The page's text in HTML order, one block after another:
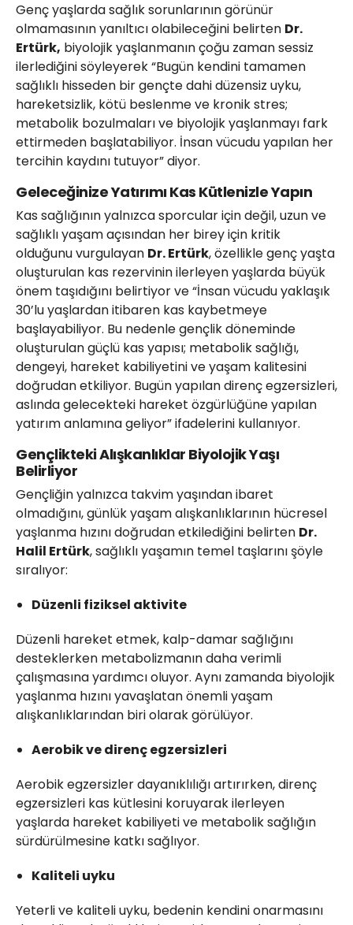
Genç yaşlarda sağlık sorunlarının görünür
olmamasının yanıltıcı olabileceğini belirten Dr.
Ertürk, biyolojik yaşlanmanın çoğu zaman sessiz
ilerlediğini söyleyerek “Bugün kendini tamamen
sağlıklı hisseden bir gençte dahi düzensiz uyku,
hareketsizlik, kötü beslenme ve kronik stres;
metabolik bozulmaları ve biyolojik yaşlanmayı fark
ettirmeden başlatabiliyor. İnsan vücudu yapılan her
tercihin kaydını tutuyor” diyor.
Geleceğinize Yatırımı Kas Kütlenizle Yapın
Kas sağlığının yalnızca sporcular için değil, uzun ve
sağlıklı yaşam açısından her birey için kritik
olduğunu vurgulayan Dr. Ertürk, özellikle genç yaşta
oluşturulan kas rezervinin ilerleyen yaşlarda büyük
önem taşıdığını belirtiyor ve “İnsan vücudu yaklaşık
30’lu yaşlardan itibaren kas kaybetmeye
başlayabiliyor. Bu nedenle gençlik döneminde
oluşturulan güçlü kas yapısı; metabolik sağlığı,
dengeyi, hareket kabiliyetini ve yaşam kalitesini
doğrudan etkiliyor. Bugün yapılan direnç egzersizleri,
aslında gelecekteki hareket özgürlüğüne yapılan
yatırım anlamına geliyor” ifadelerini kullanıyor.
Gençlikteki Alışkanlıklar Biyolojik Yaşı
Belirliyor
Gençliğin yalnızca takvim yaşından ibaret
olmadığını, günlük yaşam alışkanlıklarının hücresel
yaşlanma hızını doğrudan etkilediğini belirten Dr.
Halil Ertürk, sağlıklı yaşamın temel taşlarını şöyle
sıralıyor:
Düzenli fiziksel aktivite
Düzenli hareket etmek, kalp-damar sağlığını
desteklerken metabolizmanın daha verimli
çalışmasına yardımcı oluyor. Aynı zamanda biyolojik
yaşlanma hızını yavaşlatan önemli yaşam
alışkanlıklarından biri olarak görülüyor.
Aerobik ve direnç egzersizleri
Aerobik egzersizler dayanıklılığı artırırken, direnç
egzersizleri kas kütlesini koruyarak ilerleyen
yaşlarda hareket kabiliyeti ve metabolik sağlığın
sürdürülmesine katkı sağlıyor.
Kaliteli uyku
Yeterli ve kaliteli uyku, bedenin kendini onarmasını